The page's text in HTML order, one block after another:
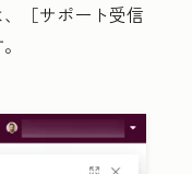
［サポート受信